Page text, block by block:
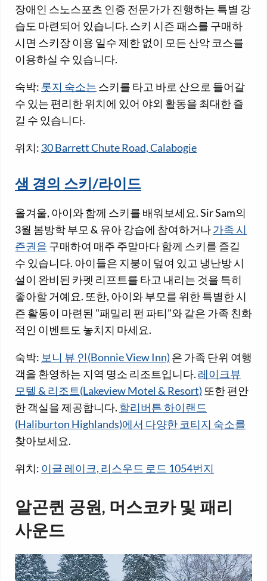
장애인 스노스포츠 인증 전문가가 진행하는 특별 강
습도 마련되어 있습니다. 스키 시즌 패스를 구매하
시면 스키장 이용 일수 제한 없이 모든 산악 코스를
이용하실 수 있습니다.
숙박: 롯지 숙소는 스키를 타고 바로 산으로 들어갈
수 있는 편리한 위치에 있어 야외 활동을 최대한 즐
길 수 있습니다.
위치: 30 Barrett Chute Road, Calabogie
샘 경의 스키/라이드
올겨울, 아이와 함께 스키를 배워보세요. Sir Sam의
3월 봄방학 부모 & 유아 강습에 참여하거나가족 시
즌권을 구매하여 매주 주말마다 함께 스키를 즐길
수 있습니다. 아이들은 지붕이 덮여 있고 냉난방 시
설이 완비된 카펫 리프트를 타고 내리는 것을 특히
좋아할 거예요. 또한, 아이와 부모를 위한 특별한 시
즌 활동이 마련된 "패밀리 펀 파티"와 같은 가족 친화
적인 이벤트도 놓치지 마세요.
숙박: 보니 뷰 인(Bonnie View Inn) 은 가족 단위 여행
객을 환영하는 지역 명소 리조트입니다. 레이크뷰
모텔 & 리조트(Lakeview Motel & Resort) 또한 편안
한 객실을 제공합니다. 할리버튼 하이랜드
(Haliburton Highlands)에서 다양한 코티지 숙소를
찾아보세요.
위치: 이글 레이크, 리스우드 로드 1054번지
알곤퀸 공원, 머스코카 및 패리
사운드